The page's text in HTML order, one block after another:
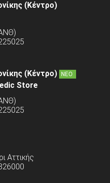
(Κέντρο)
(Κέντρο) ΝΕΟ
Store
Αττικής